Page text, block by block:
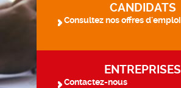
CANDIDATS
Consultez nos offres d'emploi
ENTREPRISES
Contactez-nous